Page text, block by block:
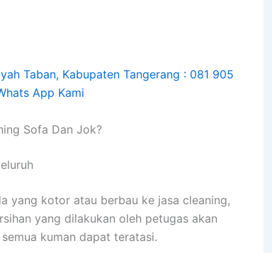
Sofa Dаn Jok?
уаng kotor аtаu berbau kе jasa cleaning,
уаng dilakukan оlеh petugas аkаn
kuman dараt teratasi.